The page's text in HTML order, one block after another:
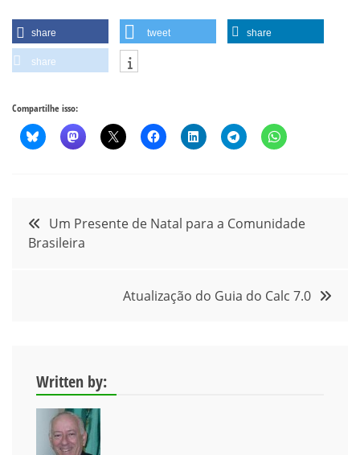
share tweet share
share
Compartilhe isso:
Navegação
de
Um Presente de Natal para a Comunidade
Brasileira
Atualização do Guia do Calc 7.0
Written by: